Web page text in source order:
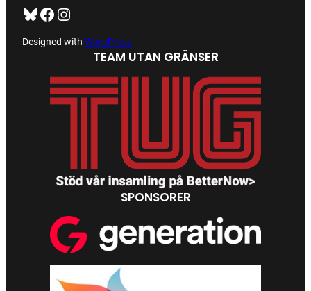
Bluesky Facebook https://www.instagram.com/tug_ck/
Designed with WordPress
TEAM UTAN GRÄNSER
SPONSORER